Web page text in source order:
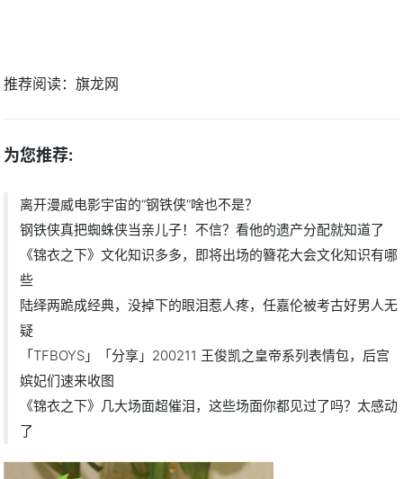
推荐阅读：旗龙网
为您推荐:
离开漫威电影宇宙的“钢铁侠”啥也不是？
钢铁侠真把蜘蛛侠当亲儿子！不信？看他的遗产分配就知道了
《锦衣之下》文化知识多多，即将出场的簪花大会文化知识有哪
些
陆绎两跪成经典，没掉下的眼泪惹人疼，任嘉伦被考古好男人无
疑
「TFBOYS」「分享」200211 王俊凯之皇帝系列表情包，后宫
嫔妃们速来收图
《锦衣之下》几大场面超催泪，这些场面你都见过了吗？太感动
了